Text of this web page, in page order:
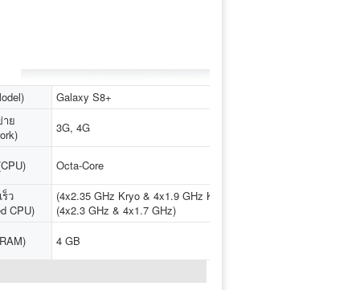
Galaxy S8+
าย
3G, 4G
Octa-Core
ว
CPU)
(4x2.35 GHz Kryo & 4x1.9 GHz Kryo),
(4x2.3 GHz & 4x1.7 GHz)
4 GB